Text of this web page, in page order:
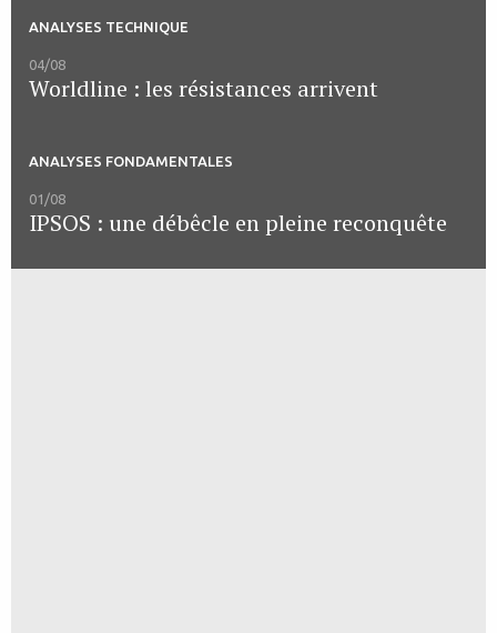
ANALYSES TECHNIQUE
04/08
Worldline : les résistances arrivent
ANALYSES FONDAMENTALES
01/08
IPSOS : une débêcle en pleine reconquête